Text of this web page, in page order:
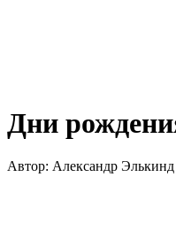
Дни
Автор: Александр Элькинд